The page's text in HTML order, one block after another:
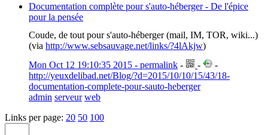
Documentation complète pour s'auto-héberger - De l'épice
pour la pensée
Coude, de tout pour s'auto-héberger (mail, IM, TOR, wiki...)
(via http://www.sebsauvage.net/links/?4lAkjw)
Mon Oct 12 19:10:35 2015 - permalink - -
-
http://yeuxdelibad.net/Blog/?d=2015/10/10/15/43/18-
documentation-complete-pour-sauto-heberger
admin serveur web
Links per page: 20 50 100